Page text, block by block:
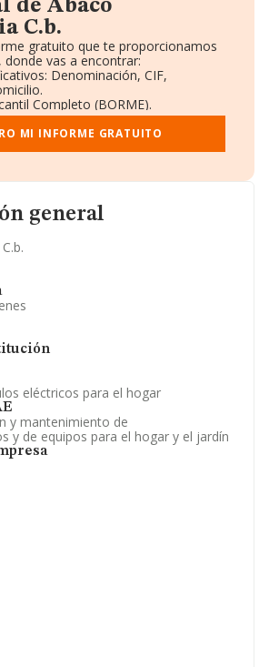
general
eléctricos para el hogar
y mantenimiento de
y de equipos para el hogar y el jardín
de Abaco
C.b.
gratuito que te proporcionamos
donde vas a encontrar:
Denominación, CIF,
Completo (BORME).
Ventas y Empleados.
y Administradores.
y registral complementaria.
MI INFORME GRATUITO